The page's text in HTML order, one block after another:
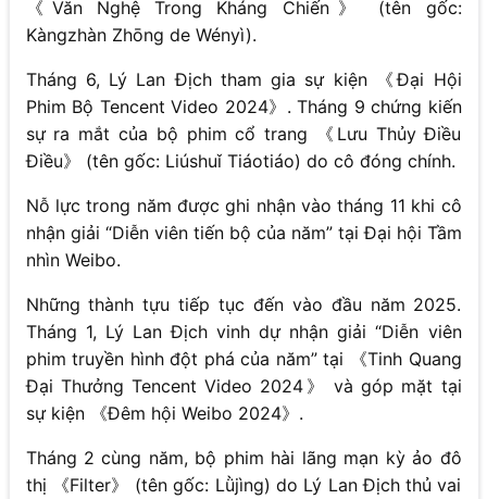
《Văn Nghệ Trong Kháng Chiến》 (tên gốc:
Kàngzhàn Zhōng de Wényì).
Tháng 6, Lý Lan Địch tham gia sự kiện 《Đại Hội
Phim Bộ Tencent Video 2024》. Tháng 9 chứng kiến
sự ra mắt của bộ phim cổ trang 《Lưu Thủy Điều
Điều》 (tên gốc: Liúshuǐ Tiáotiáo) do cô đóng chính.
Nỗ lực trong năm được ghi nhận vào tháng 11 khi cô
nhận giải “Diễn viên tiến bộ của năm” tại Đại hội Tầm
nhìn Weibo.
Những thành tựu tiếp tục đến vào đầu năm 2025.
Tháng 1, Lý Lan Địch vinh dự nhận giải “Diễn viên
phim truyền hình đột phá của năm” tại 《Tinh Quang
Đại Thưởng Tencent Video 2024》 và góp mặt tại
sự kiện 《Đêm hội Weibo 2024》.
Tháng 2 cùng năm, bộ phim hài lãng mạn kỳ ảo đô
thị 《Filter》 (tên gốc: Lǜjìng) do Lý Lan Địch thủ vai